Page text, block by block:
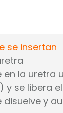
se insertan
en la uretra
y se libera
disuelve y